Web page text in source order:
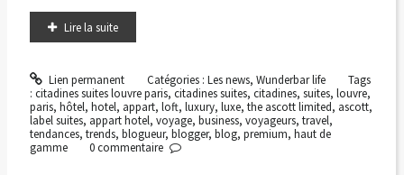
Lire la suite
Lien permanent Catégories : Les news, Wunderbar life
Tags
: citadines suites louvre paris, citadines suites, citadines, suites, louvre,
paris, hôtel, hotel, appart, loft, luxury, luxe, the ascott limited, ascott,
label suites, appart hotel, voyage, business, voyageurs, travel,
tendances, trends, blogueur, blogger, blog, premium, haut de
gamme
0commentaire